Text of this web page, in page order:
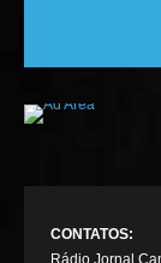
CONTATOS:
Rádio Jornal